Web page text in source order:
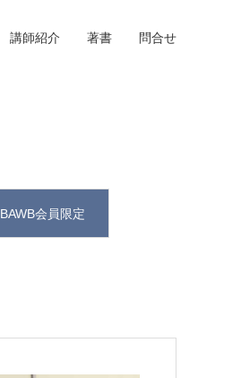
BAWB会員限定
講師紹介 著書 問合せ